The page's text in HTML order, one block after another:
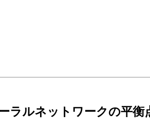
ラルネットワークの平